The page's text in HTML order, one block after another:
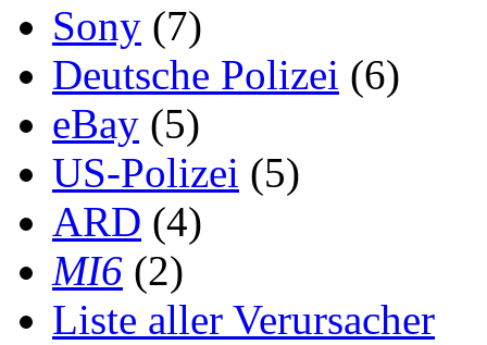
Sony (7)
Deutsche Polizei (6)
eBay (5)
US-Polizei (5)
ARD (4)
MI6 (2)
Liste aller Verursacher